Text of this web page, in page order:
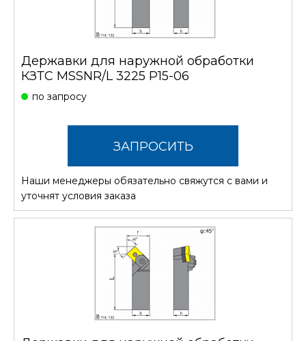
Державки для наружной обработки
КЗТС MSSNR/L 3225 P15-06
по запросу
ЗАПРОСИТЬ
СТОИМОСТЬ
Наши менеджеры обязательно свяжутся с вами и
уточнят условия заказа